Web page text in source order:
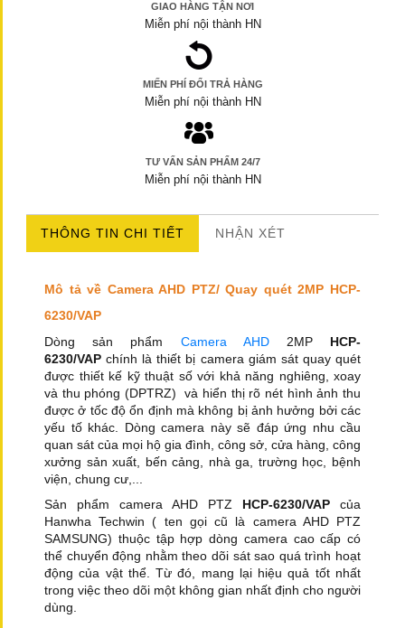
GIAO HÀNG TẬN NƠI
Miễn phí nội thành HN
MIẾN PHÍ ĐỔI TRẢ HÀNG
Miễn phí nội thành HN
TƯ VẤN SẢN PHẨM 24/7
Miễn phí nội thành HN
THÔNG TIN CHI TIẾT NHẬN XÉT
Mô tả về Camera AHD PTZ/ Quay quét 2MP HCP-
6230/VAP
Dòng sản phẩm Camera AHD2MP HCP-
6230/VAP chính là thiết bị camera giám sát quay quét
được thiết kế kỹ thuật số với khả năng nghiêng, xoay
và thu phóng (DPTRZ) và hiển thị rõ nét hình ảnh thu
được ở tốc độ ổn định mà không bị ảnh hưởng bởi các
yếu tố khác. Dòng camera này sẽ đáp ứng nhu cầu
quan sát của mọi hộ gia đình, công sở, cửa hàng, công
xưởng sản xuất, bến cảng, nhà ga, trường học, bệnh
viện, chung cư,...
Sản phẩm camera AHD PTZ HCP-6230/VAP của
Hanwha Techwin ( ten gọi cũ là camera AHD PTZ
SAMSUNG) thuộc tập hợp dòng camera cao cấp có
thể chuyển động nhằm theo dõi sát sao quá trình hoạt
động của vật thể. Từ đó, mang lại hiệu quả tốt nhất
trong việc theo dõi một không gian nhất định cho người
dùng.